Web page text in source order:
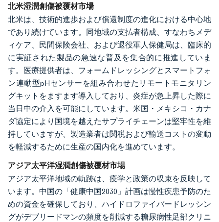
北米湿潤創傷被覆材市場
北米は、技術的進歩および償還制度の進化における中心地
であり続けています。同地域の支払者構成、すなわちメデ
ィケア、民間保険会社、および退役軍人保健局は、臨床的
に実証された製品の急速な普及を集合的に推進していま
す。医療提供者は、フォームドレッシングとスマートフォ
ン連動型pHセンサーを組み合わせたリモートモニタリン
グキットをますます導入しており、炎症が急上昇した際に
当日中の介入を可能にしています。米国・メキシコ・カナ
ダ協定により国境を越えたサプライチェーンは堅牢性を維
持していますが、製造業者は関税および輸送コストの変動
を軽減するために生産の国内化を進めています。
アジア太平洋湿潤創傷被覆材市場
アジア太平洋地域の軌跡は、疫学と政策の収束を反映して
います。中国の「健康中国2030」計画は慢性疾患予防のた
めの資金を確保しており、ハイドロファイバードレッシン
グがデブリードマンの頻度を削減する糖尿病性足部クリニ